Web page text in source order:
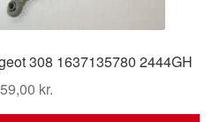
308 1637135780 2444GH
kr.